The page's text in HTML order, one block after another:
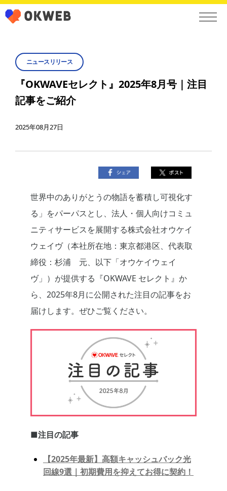
ニュースリリース
『OKWAVEセレクト』2025年8月号｜注目
記事をご紹介
2025年08月27日
世界中のありがとうの物語を蓄積し可視化す
る」をパーパスとし、法人・個人向けコミュ
ニティサービスを展開する株式会社オウケイ
ウェイヴ（本社所在地：東京都港区、代表取
締役：杉浦 元、以下「オウケイウェイ
ヴ」）が提供する『OKWAVE セレクト』か
ら、2025年8月に公開された注目の記事をお
届けします。ぜひご覧ください。
■注目の記事
【2025年最新】高額キャッシュバック光
回線9選｜初期費用を抑えてお得に契約！